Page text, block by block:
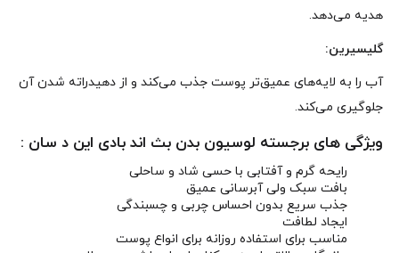
هدیه می‌دهد.
گلیسیرین:
آب را به لایه‌های عمیق‌تر پوست جذب می‌کند و از دهیدراته شدن آن
جلوگیری می‌کند.
ویژگی‌ های برجسته لوسیون بدن بث اند بادی این د سان :
رایحه گرم و آفتابی با حسی شاد و ساحلی
بافت سبک ولی آبرسانی عمیق
جذب سریع بدون احساس چربی و چسبندگی
ایجاد لطافت
مناسب برای استفاده روزانه برای انواع پوست